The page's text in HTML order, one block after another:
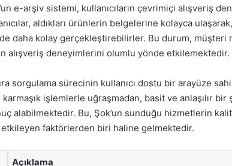
e-arşiv sistemi, kullanıcıların çevrimiçi alışveriş
aldıkları ürünlerin belgelerine kolayca
daha kolay gerçekleştirebilirler. Bu durum, müşteri
alışveriş deneyimlerini olumlu yönde etkilemektedir.
sorgulama sürecinin kullanıcı dostu bir arayüze
karmaşık işlemlerle uğraşmadan, basit ve anlaşılır
alabilmektedir. Bu, Şok’un sunduğu hizmetlerin
faktörlerden biri haline gelmektedir.
Açıklama